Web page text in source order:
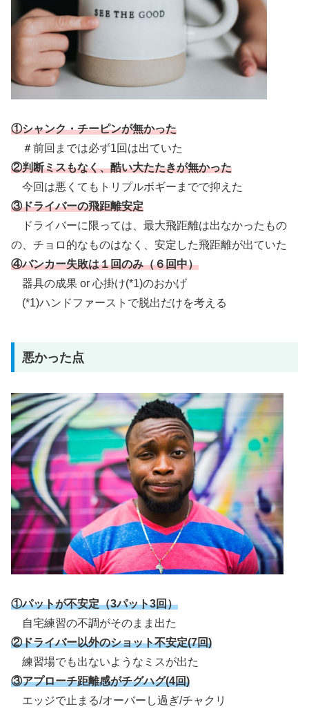
①シャンク・チーピンが無かった
＃前回までは必ず1回は出ていた
②判断ミスもなく、酷い大たたきが無かった
今回は悪くてもトリプルボギーまでで抑えた
③ドライバーの飛距離安定
ドライバーに限っては、最大飛距離は出なかったもの
の、チョロ的なものはなく、安定した飛距離が出ていた
④バンカー失敗は１回のみ（６回中）
器具の成果 or 心掛け(*1)のおかげ
(*1)ハンドファーストで脱出だけを考える
悪かった点
①パットが不安定（3パット3回）
自宅練習の不調がそのまま出た
②ドライバー以外のショット不安定(7回)
練習場でも出ないようなミスが出た
③アプローチ距離感がチグハグ(4回)
エッジで止まる/オーバーし過ぎ/チャクリ